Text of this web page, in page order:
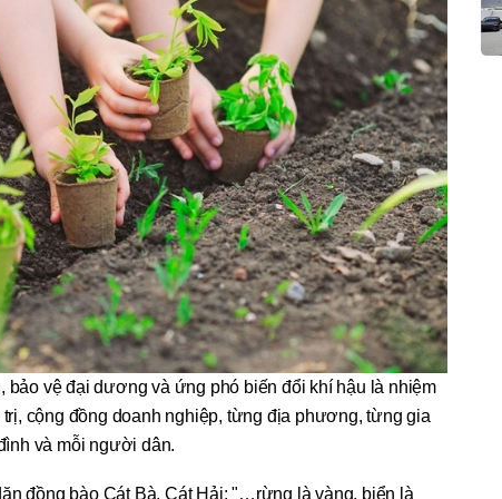
bảo vệ đại dương và ứng phó biến đổi khí hậu là nhiệm
cộng đồng doanh nghiệp, từng địa phương, từng gia
và mỗi người dân.
đồng bào Cát Bà, Cát Hải: "…rừng là vàng, biển là